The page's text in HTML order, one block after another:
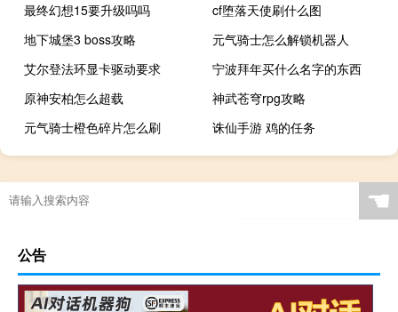
最终幻想15要升级吗吗
cf堕落天使刷什么图
地下城堡3 boss攻略
元气骑士怎么解锁机器人
艾尔登法环显卡驱动要求
宁波拜年买什么名字的东西
原神安柏怎么超载
神武苍穹rpg攻略
元气骑士橙色碎片怎么刷
诛仙手游 鸡的任务
☚
公告